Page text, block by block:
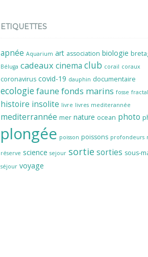
ETIQUETTES
apnée Aquarium art association biologie
Béluga cadeaux cinema club corail coraux
coronavirus covid-19 dauphin documentaire
ecologiefaune fonds marins fosse
histoire insolite livre livres mediterannée
mediterrannée mer nature ocean photo
plongée poisson poissons profondeurs
réserve science sejour sortie sorties sous-
séjour voyage